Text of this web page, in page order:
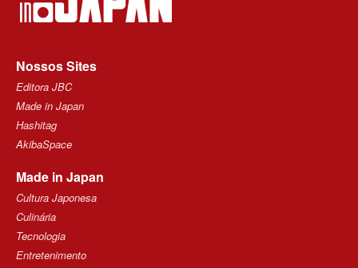
Nossos Sites
Editora JBC
Made in Japan
Hashitag
AkibaSpace
Made in Japan
Cultura Japonesa
Culinária
Tecnologia
Entretenimento